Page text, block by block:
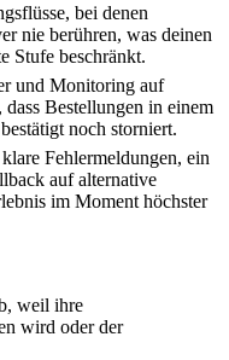
bei denen
nie berühren, was deinen
Stufe beschränkt.
und Monitoring auf
Bestellungen in einem
noch storniert.
Fehlermeldungen, ein
auf alternative
im Moment höchster
weil ihre
wird oder der